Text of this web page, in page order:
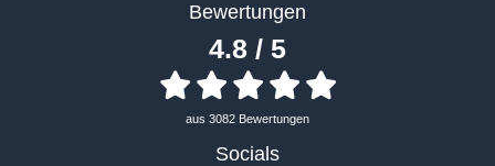
Bewertungen
4.8 / 5
aus 3082 Bewertungen
Socials